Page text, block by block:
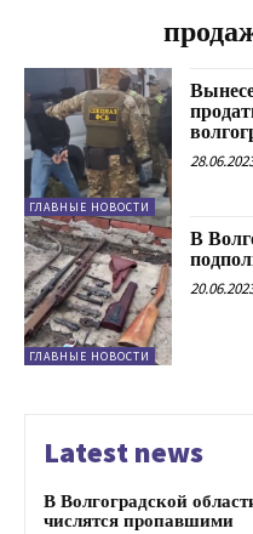
ГЛАВНЫЕ НОВОСТИ
ГЛАВНЫЕ НОВОСТИ
В
Latest news
В Волгоградской
числятся пропавшими